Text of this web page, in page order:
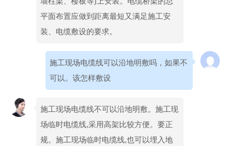
平面布置应做到距离最短又满足施工安
装、电缆敷设的要求。
施工现场电缆线可以沿地明敷吗，如果不
可以。该怎样敷设
施工现场电缆线不可以沿地明敷。施工现
场临时电缆线,采用高架比较方便。要正
规。施工现场临时电缆线,也可以埋入地